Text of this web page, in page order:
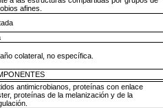
afines.
colateral, no específica.
antimicrobianos, proteínas con enlace
proteínas de la melanización y de la